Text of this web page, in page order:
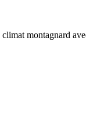
climat montagnard